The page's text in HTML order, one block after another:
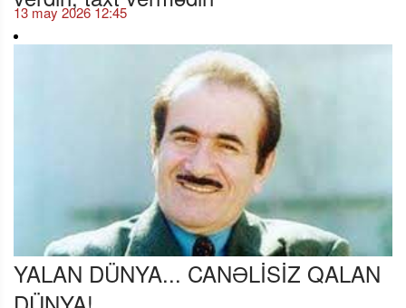
13 may 2026 12:45
YALAN DÜNYA... CANƏLİSİZ QALAN
DÜNYA!